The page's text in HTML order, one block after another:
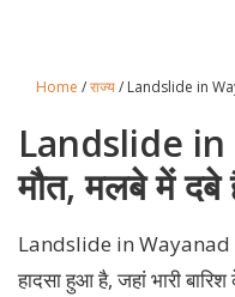
Home /राज्य/ Landslide in
Landslide in
मौत, मलबे में
Landslide in Wayanad
हादसा हुआ है, जहां भारी